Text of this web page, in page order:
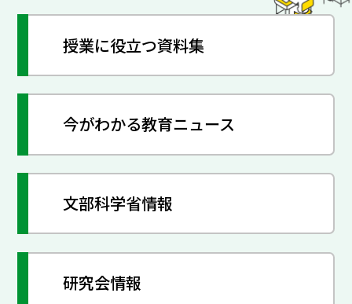
授業に役立つ資料集
今がわかる教育ニュース
文部科学省情報
研究会情報